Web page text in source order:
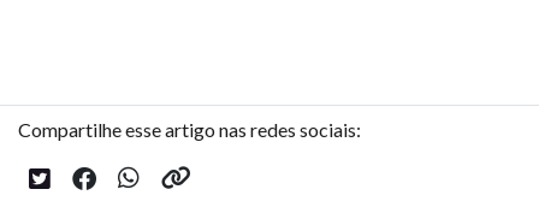
Compartilhe esse artigo nas redes sociais: